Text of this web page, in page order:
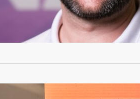
uma parceria com a representante